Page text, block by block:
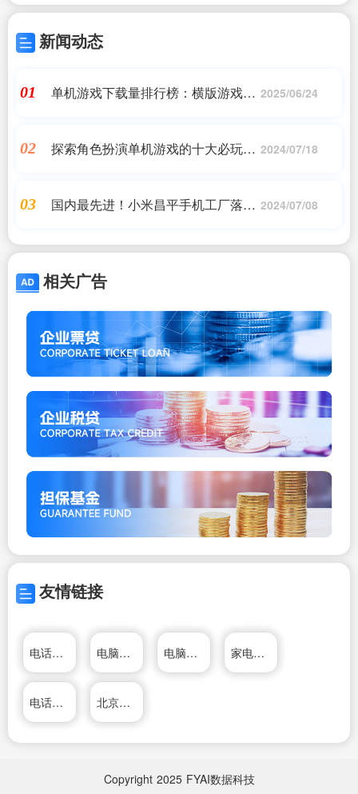
新闻动态
01
单机游戏下载量排行榜：横版游戏
2025/06/24
02
探索角色扮演单机游戏的十大必玩之 2024/07/18
03
国内最先进！小米昌平手机工厂落成 2024/07/08
相关广告
友情链接
电话号码查询网 电脑维修技术网 电脑维修技术网 家电维修资料网
电话区号查询 北京家电维修网
Copyright 2025 FYAI数据科技